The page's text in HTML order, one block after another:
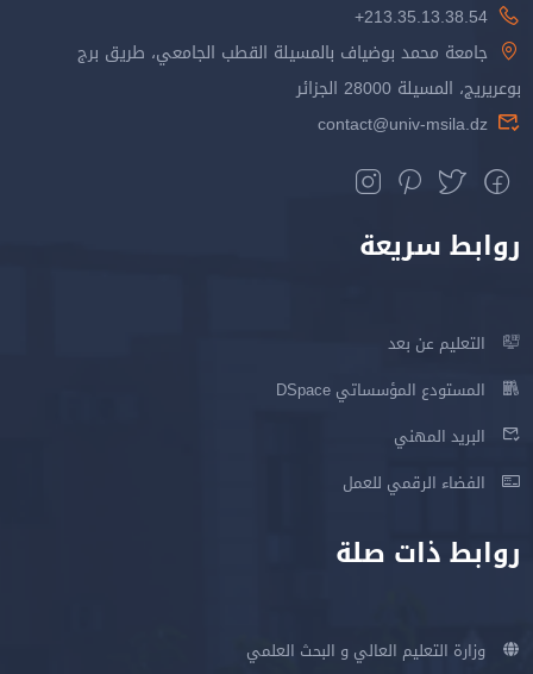
213.35.13.38.54+
جامعة محمد بوضياف بالمسيلة القطب الجامعي، طريق برج
بوعريريج، المسيلة 28000 الجزائر
contact@univ-msila.dz
روابط سريعة
التعليم عن بعد
المستودع المؤسساتي DSpace
البريد المهني
الفضاء الرقمي للعمل
روابط ذات صلة
وزارة التعليم العالي و البحث العلمي